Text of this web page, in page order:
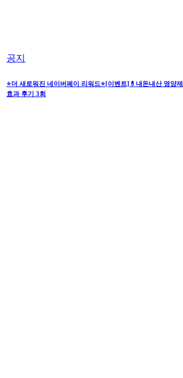
공지
⭐더 새로워진 네이버페이 리워드⭐[이벤트]💊내돈내산 영양제
효과 후기 3회